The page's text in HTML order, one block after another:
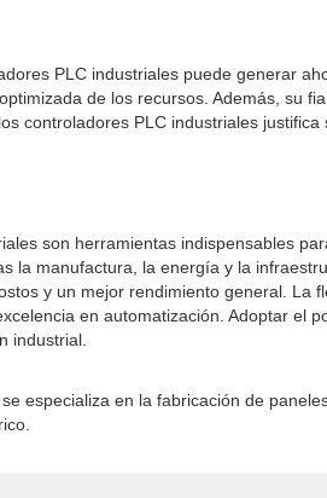
PLC industriales puede generar
de los recursos. Además, su
controladores PLC industriales justifica
son herramientas indispensables
la manufactura, la energía y la
y un mejor rendimiento general. La
en automatización. Adoptar el
industrial.
especializa en la fabricación de